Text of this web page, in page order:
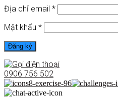
Địa chỉ email *
Mật khẩu *
Đăng ký
0906 756 502